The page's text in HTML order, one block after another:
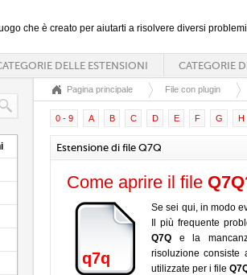
luogo che è creato per aiutarti a risolvere diversi
DELLE ESTENSIONI CATEGORIE
Pagina principale File con plugin
0 - 9 A B C D E F G H
Estensione di file Q7Q
Come aprire il file Q7Q
q7q
Se sei qui, in modo
Il più frequente
Q7Q e la
risoluzione consiste
utilizzate per i file